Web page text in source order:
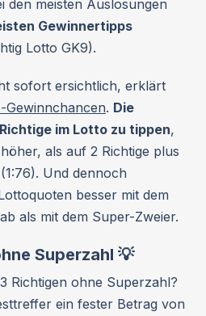
den meisten Auslosungen
Gewinnertipps
Lotto GK9).
sofort ersichtlich, erklärt
Gewinnchancen. Die
im Lotto zu tippen,
als auf 2 Richtige plus
Und dennoch
besser mit dem
als mit dem Super-Zweier.
Superzahl 💡
Richtigen ohne Superzahl?
ein fester Betrag von